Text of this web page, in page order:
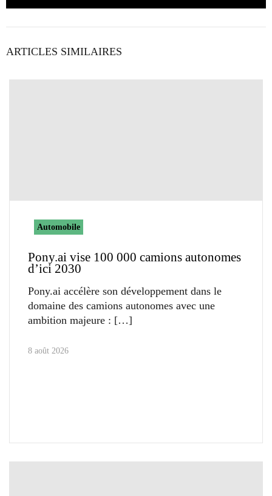
ARTICLES SIMILAIRES
Automobile
Pony.ai vise 100 000 camions autonomes
d’ici 2030
Pony.ai accélère son développement dans le
domaine des camions autonomes avec une
ambition majeure :
8 août 2026